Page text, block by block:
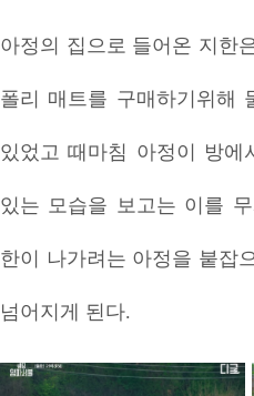
아정의 집으로 들어온 지한
폴리 매트를 구매하기위해
있었고 때마침 아정이 방에
있는 모습을 보고는 이를
한이 나가려는 아정을 붙잡
넘어지게 된다.